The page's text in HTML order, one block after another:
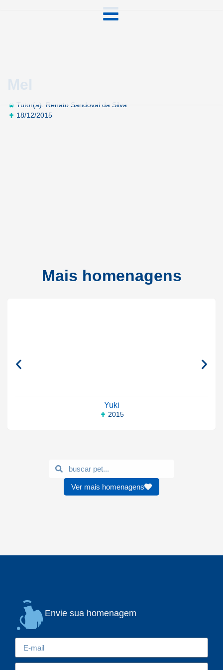
Mel
Tutor(a): Renato Sandoval da Silva
18/12/2015
Mais homenagens
Yuki
2015
Ver mais homenagens
Envie sua homenagem